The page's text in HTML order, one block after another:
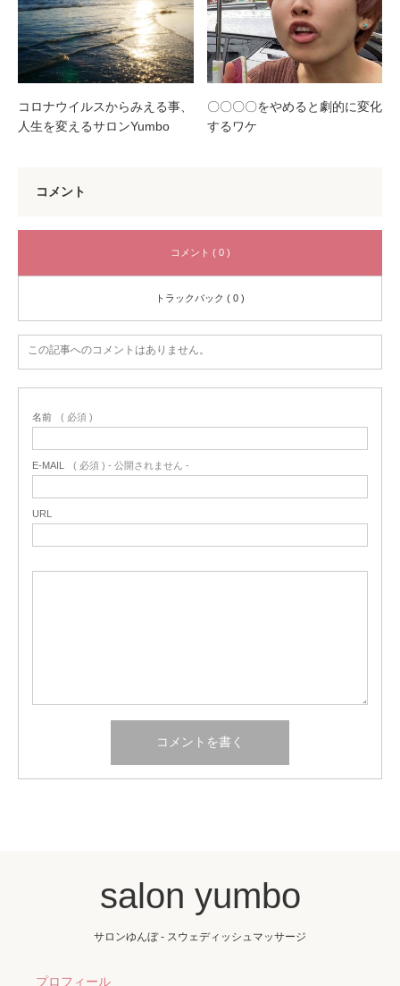
コロナウイルスからみえる事、
人生を変えるサロンYumbo
〇〇〇〇をやめると劇的に変化
するワケ
コメント
コメント ( 0 )
トラックバック ( 0 )
この記事へのコメントはありません。
名前 ( 必須 )
E-MAIL ( 必須 ) - 公開されません -
URL
salon yumbo
サロンゆんぼ - スウェディッシュマッサージ
プロフィール